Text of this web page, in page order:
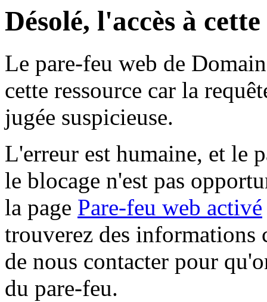
Désolé, l'accès à
Le pare-feu web de
cette ressource car la
jugée suspicieuse.
L'erreur est humaine, et le
le blocage n'est pas
la page Pare-feu web activé
trouverez des informations
de nous contacter pour
du pare-feu.